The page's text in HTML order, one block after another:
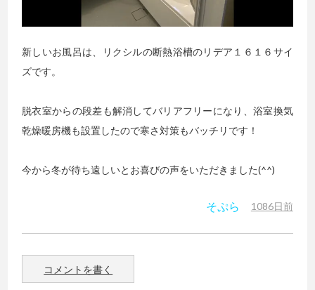
新しいお風呂は、リクシルの断熱浴槽のリデア１６１６サイ
ズです。
脱衣室からの段差も解消してバリアフリーになり、浴室換気
乾燥暖房機も設置したので寒さ対策もバッチリです！
今から冬が待ち遠しいとお喜びの声をいただきました(^^)
そぷら 1086日前
コメントを書く